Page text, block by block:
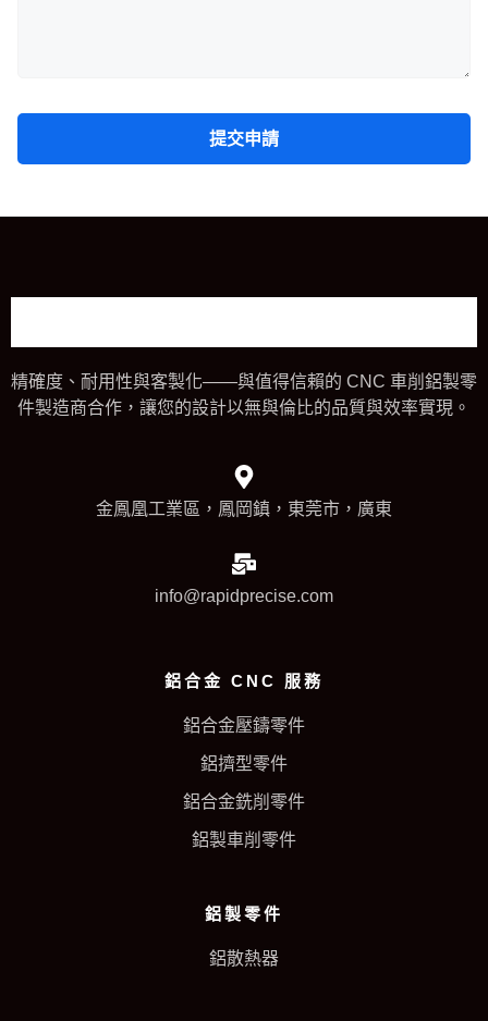
提交申請
精確度、耐用性與客製化——與值得信賴的 CNC 車削鋁製零
件製造商合作，讓您的設計以無與倫比的品質與效率實現。
金鳳凰工業區，鳳岡鎮，東莞市，廣東
info@rapidprecise.com
鋁合金 CNC 服務
鋁合金壓鑄零件
鋁擠型零件
鋁合金銑削零件
鋁製車削零件
鋁製零件
鋁散熱器